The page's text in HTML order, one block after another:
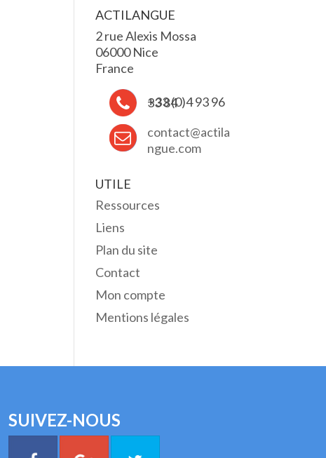
ACTILANGUE
2 rue Alexis Mossa
06000 Nice
France
+33 (0)4 93 96 33 84
contact@actila
ngue.com
UTILE
Ressources
Liens
Plan du site
Contact
Mon compte
Mentions légales
SUIVEZ-NOUS